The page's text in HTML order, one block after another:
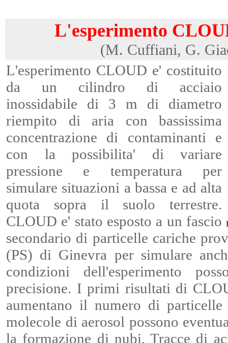
L'esperimento
(M. Cuffiani, G.
L'esperimento CLOUD e' costituito
da un cilindro di acciaio
inossidabile di 3 m di diametro
riempito di aria con bassissima
concentrazione di contaminanti e
con la possibilita' di variare
pressione e temperatura per
simulare situazioni a bassa e ad alta
quota sopra il suolo terrestre.
CLOUD e' stato esposto a un fascio
secondario di particelle cariche
(PS) di Ginevra per simulare
condizioni dell'esperimento
precisione. I primi risultati di
aumentano il numero di
molecole di aerosol possono
la formazione di nubi. Tracce di